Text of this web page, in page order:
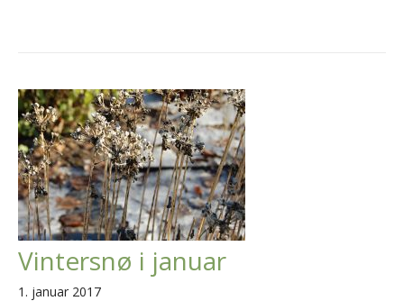
Vintersnø i januar
1. januar 2017